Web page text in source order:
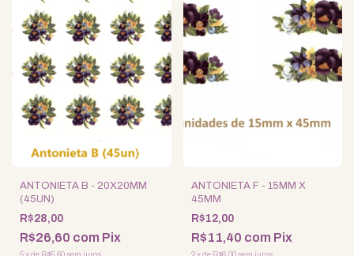
ANTONIETA B - 20X20MM
(45UN)
R$28,00
R$26,60 com Pix
ANTONIETA F - 15MM X
45MM
R$12,00
R$11,40 com Pix